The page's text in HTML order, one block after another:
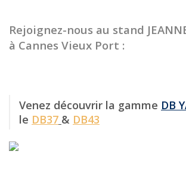
Rejoignez-nous au stand
à Cannes Vieux Port :
Venez découvrir la gamme DB
le DB37 & DB43